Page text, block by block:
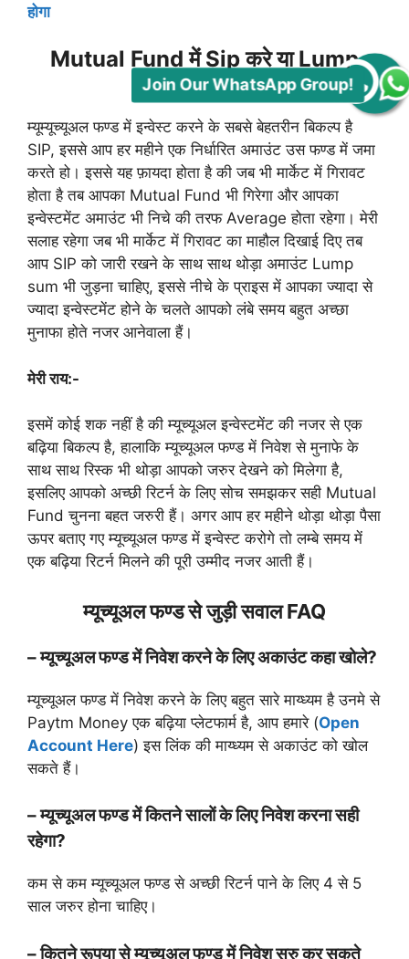
होगा
Mutual Fund में Sip करे या Lump
Sum
म्यूम्यूच्यूअल फण्ड में इन्वेस्ट करने के सबसे बेहतरीन बिकल्प है
SIP, इससे आप हर महीने एक निर्धारित अमाउंट उस फण्ड में जमा
करते हो। इससे यह फ़ायदा होता है की जब भी मार्केट में गिरावट
होता है तब आपका Mutual Fund भी गिरेगा और आपका
इन्वेस्टमेंट अमाउंट भी निचे की तरफ Average होता रहेगा। मेरी
सलाह रहेगा जब भी मार्केट में गिरावट का माहौल दिखाई दिए तब
आप SIP को जारी रखने के साथ साथ थोड़ा अमाउंट Lump
sum भी जुड़ना चाहिए, इससे नीचे के प्राइस में आपका ज्यादा से
ज्यादा इन्वेस्टमेंट होने के चलते आपको लंबे समय बहुत अच्छा
मुनाफा होते नजर आनेवाला हैं।
मेरी राय:-
इसमें कोई शक नहीं है की म्यूच्यूअल इन्वेस्टमेंट की नजर से एक
बढ़िया बिकल्प है, हालाकि म्यूच्यूअल फण्ड में निवेश से मुनाफे के
साथ साथ रिस्क भी थोड़ा आपको जरुर देखने को मिलेगा है,
इसलिए आपको अच्छी रिटर्न के लिए सोच समझकर सही Mutual
Fund चुनना बहत जरुरी हैं। अगर आप हर महीने थोड़ा थोड़ा पैसा
ऊपर बताए गए म्यूच्यूअल फण्ड में इन्वेस्ट करोगे तो लम्बे समय में
एक बढ़िया रिटर्न मिलने की पूरी उम्मीद नजर आती हैं।
म्यूच्यूअल फण्ड से जुड़ी सवाल FAQ
– म्यूच्यूअल फण्ड में निवेश करने के लिए अकाउंट कहा खोले?
म्यूच्यूअल फण्ड में निवेश करने के लिए बहुत सारे माय्ध्यम है उनमे से
Paytm Money एक बढ़िया प्लेटफार्म है, आप हमारे (Open
Account Here) इस लिंक की माय्ध्यम से अकाउंट को खोल
सकते हैं।
– म्यूच्यूअल फण्ड में कितने सालों के लिए निवेश करना सही
रहेगा?
कम से कम म्यूच्यूअल फण्ड से अच्छी रिटर्न पाने के लिए 4 से 5
साल जरुर होना चाहिए।
– कितने रूपया से म्यूच्यूअल फण्ड में निवेश सुरु कर सकते
Join Our WhatsApp Group!